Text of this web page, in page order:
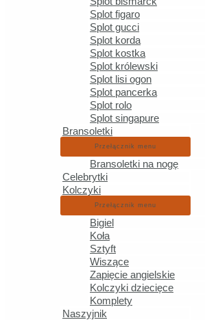
Splot figaro
Splot gucci
Splot korda
Splot kostka
Splot królewski
Splot lisi ogon
Splot pancerka
Splot rolo
Splot singapure
Bransoletki
Przełącznik menu
Bransoletki na nogę
Celebrytki
Kolczyki
Przełącznik menu
Bigiel
Koła
Sztyft
Wiszące
Zapięcie angielskie
Kolczyki dziecięce
Komplety
Naszyjnik